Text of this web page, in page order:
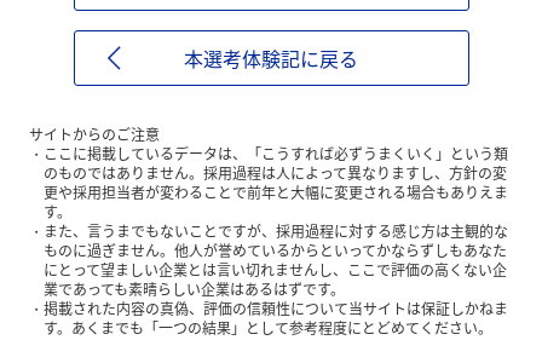
本選考体験記に戻る
サイトからのご注意
ここに掲載しているデータは、「こうすれば必ずうまくいく」という類
のものではありません。採用過程は人によって異なりますし、方針の変
更や採用担当者が変わることで前年と大幅に変更される場合もありえま
す。
また、言うまでもないことですが、採用過程に対する感じ方は主観的な
ものに過ぎません。他人が誉めているからといってかならずしもあなた
にとって望ましい企業とは言い切れませんし、ここで評価の高くない企
業であっても素晴らしい企業はあるはずです。
掲載された内容の真偽、評価の信頼性について当サイトは保証しかねま
す。あくまでも「一つの結果」として参考程度にとどめてください。